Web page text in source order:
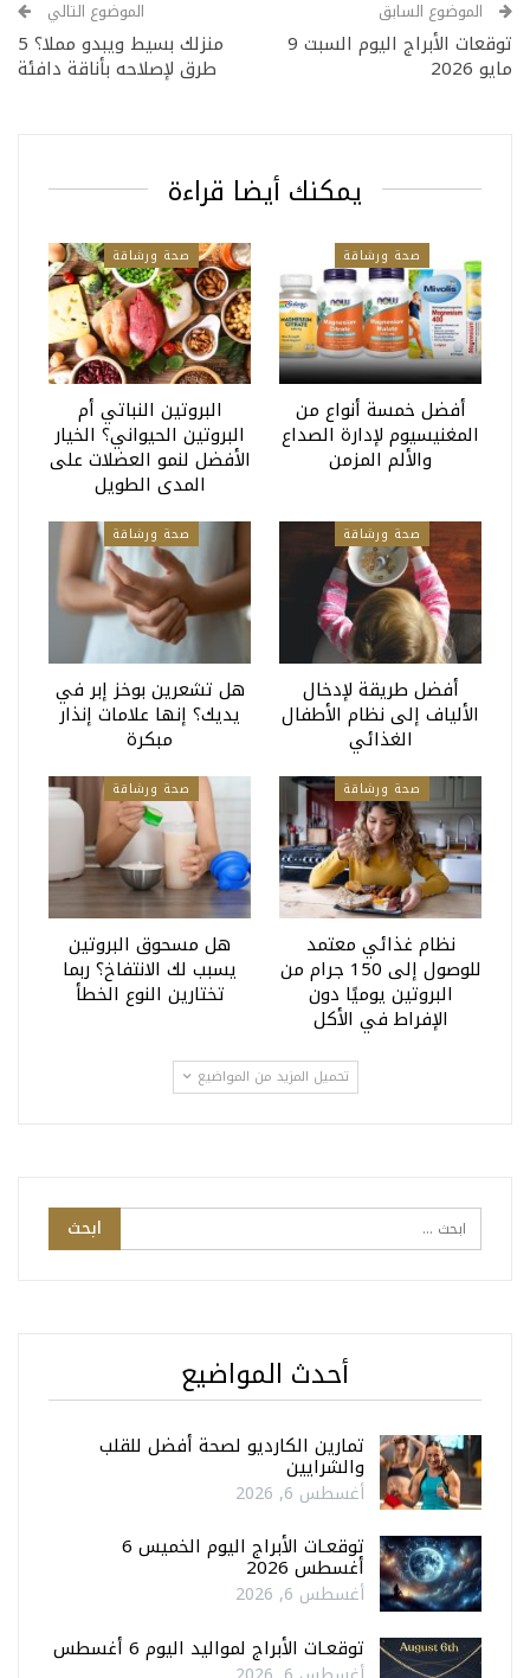
الموضوع السابق
توقعات الأبراج اليوم السبت 9
مايو 2026
الموضوع التالي
منزلك بسيط ويبدو مملا؟ 5
طرق لإصلاحه بأناقة دافئة
يمكنك أيضا قراءة
صحة ورشاقة
أفضل خمسة أنواع من
المغنيسيوم لإدارة الصداع
والألم المزمن
صحة ورشاقة
البروتين النباتي أم
البروتين الحيواني؟ الخيار
الأفضل لنمو العضلات على
المدى الطويل
صحة ورشاقة
أفضل طريقة لإدخال
الألياف إلى نظام الأطفال
الغذائي
صحة ورشاقة
هل تشعرين بوخز إبر في
يديك؟ إنها علامات إنذار
مبكرة
صحة ورشاقة
نظام غذائي معتمد
للوصول إلى 150 جرام من
البروتين يوميًا دون
الإفراط في الأكل
صحة ورشاقة
هل مسحوق البروتين
يسبب لك الانتفاخ؟ ربما
تختارين النوع الخطأ
تحميل المزيد من المواضيع
أحدث المواضيع
تمارين الكارديو لصحة أفضل للقلب
والشرايين
أغسطس 6, 2026
توقعـات الأبراج اليوم الخميس 6
أغسطس 2026
أغسطس 6, 2026
توقعـات الأبراج لمواليد اليوم 6 أغسطس